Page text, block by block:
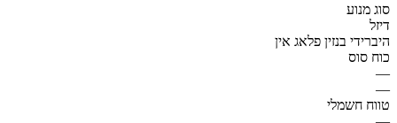
סוג מנוע
דיזל
היברידי בנזין פלאג אין
כוח סוס
—
—
טווח חשמלי